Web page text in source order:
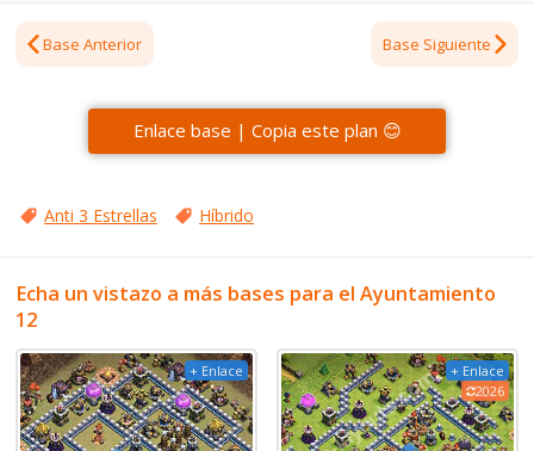
Base Anterior Base Siguiente
Enlace base | Copia este plan 😊
Anti 3 Estrellas Híbrido
Echa un vistazo a más bases para el Ayuntamiento
12
+ Enlace
+ Enlace
2026